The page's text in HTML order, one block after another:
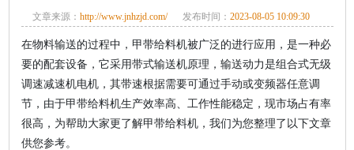
文章来源： http://www.jnhzjd.com/ 发布时间： 2023-08-05 10:09:30
在物料输送的过程中，甲带给料机被广泛的进行应用，是一种必
要的配套设备，它采用带式输送机原理，输送动力是组合式无级
调速减速机电机，其带速根据需要可通过手动或变频器任意调
节，由于甲带给料机生产效率高、工作性能稳定，现市场占有率
很高，为帮助大家更了解甲带给料机，我们为您整理了以下文章
供您参考。